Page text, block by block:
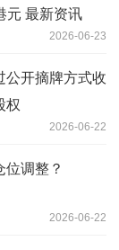
元 最新资讯
2026-06-23
公开摘牌方式收
权
2026-06-22
位调整？
2026-06-22